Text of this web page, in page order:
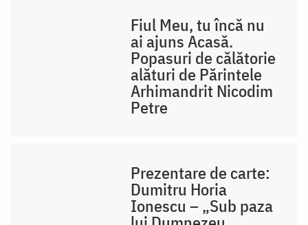
Fiul Meu, tu încă nu
ai ajuns Acasă.
Popasuri de călătorie
alături de Părintele
Arhimandrit Nicodim
Petre
Prezentare de carte:
Dumitru Horia
Ionescu – „Sub paza